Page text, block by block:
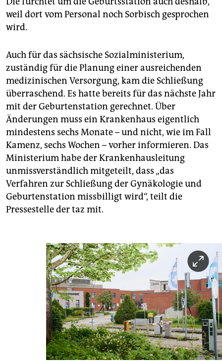
weil dort vom Personal noch Sorbisch gesprochen
wird.
Auch für das sächsische Sozialministerium,
zuständig für die Planung einer ausreichenden
medizinischen Versorgung, kam die Schließung
überraschend. Es hatte bereits für das nächste Jahr
mit der Geburtenstation gerechnet. Über
Änderungen muss ein Krankenhaus eigentlich
mindestens sechs Monate – und nicht, wie im Fall
Kamenz, sechs Wochen – vorher informieren. Das
Ministerium habe der Krankenhausleitung
unmissverständlich mitgeteilt, dass „das
Verfahren zur Schließung der Gynäkologie und
Geburtenstation missbilligt wird“, teilt die
Pressestelle der taz mit.